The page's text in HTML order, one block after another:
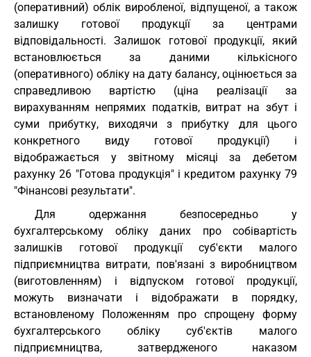
(оперативний) облік виробленої, відпущеної, а також
залишку готової продукції за центрами
відповідальності. Залишок готової продукції, який
встановлюється за даними кількісного
(оперативного) обліку на дату балансу, оцінюється за
справедливою вартістю (ціна реалізації за
вирахуванням непрямих податків, витрат на збут і
суми прибутку, виходячи з прибутку для цього
конкретного виду готової продукції) і
відображається у звітному місяці за дебетом
рахунку 26 "Готова продукція" і кредитом рахунку 79
"Фінансові результати".
Для одержання безпосередньо у
бухгалтерському обліку даних про собівартість
залишків готової продукції суб'єкти малого
підприємництва витрати, пов'язані з виробництвом
(виготовленням) і відпуском готової продукції,
можуть визначати і відображати в порядку,
встановленому Положенням про спрощену форму
бухгалтерського обліку суб'єктів малого
підприємництва, затвердженого наказом